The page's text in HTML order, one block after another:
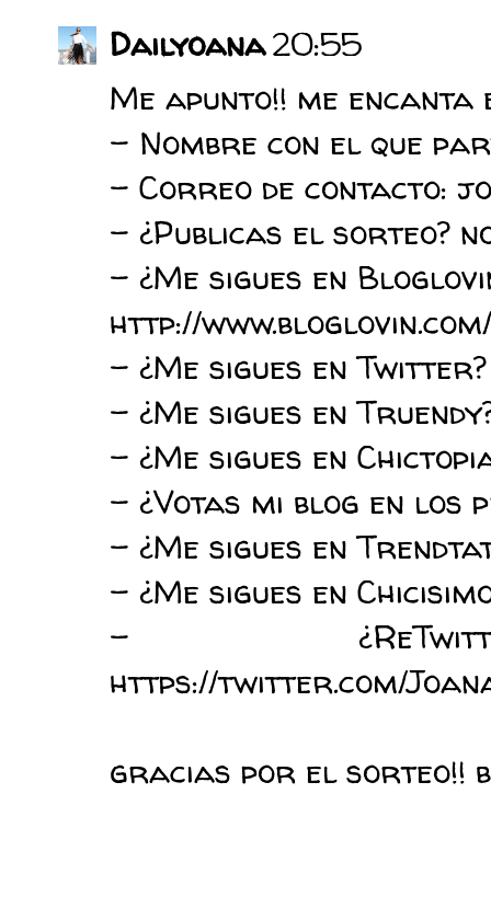
Dailyoana20:55
Me apunto!! me
- Nombre con el que
- Correo de contacto:
- ¿Publicas el sorteo?
- ¿Me sigues en
http://
- ¿Me sigues en
- ¿Me sigues en
- ¿Me sigues en
- ¿Votas mi blog en los
- ¿Me sigues en
- ¿Me sigues en
-
https://twitter.com/
gracias por el sorteo!!